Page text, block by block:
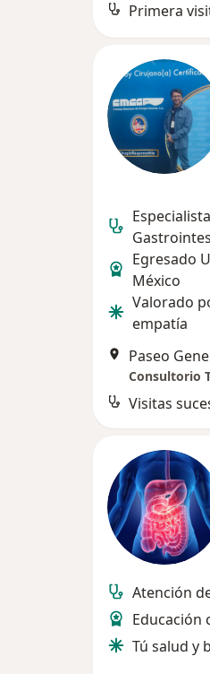
Primera
Egresado
México
Valorado
empatía
Visitas
Atención
Educación
Tú salud y